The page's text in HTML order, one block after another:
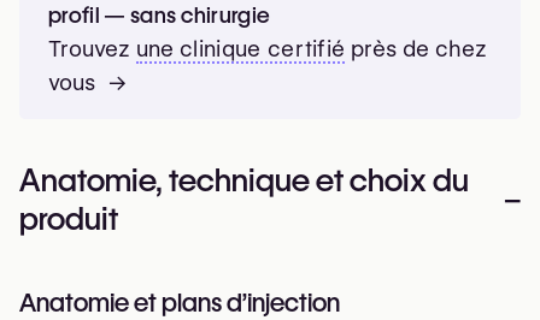
profil — sans chirurgie
Trouvez une clinique certifié près de chez
vous →
Anatomie, technique et choix du
produit
–
Anatomie et plans d’injection